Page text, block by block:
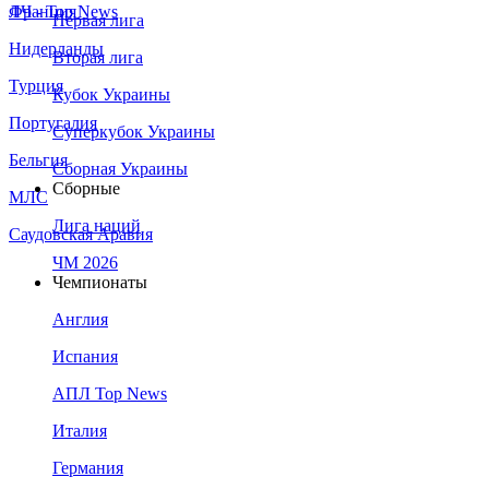
Франция
Нидерланды
Турция
Португалия
Бельгия
МЛС
Саудовская Аравия
ЛЧ - Top News
Первая лига
Вторая лига
Кубок Украины
Суперкубок Украины
Сборная Украины
Сборные
Лига наций
ЧМ 2026
Чемпионаты
Англия
Испания
АПЛ Top News
Италия
Германия